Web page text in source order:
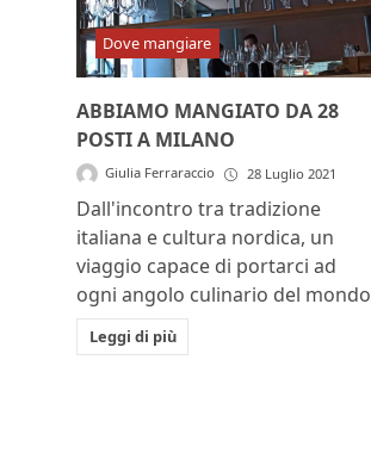
Dove mangiare
ABBIAMO MANGIATO DA 28
POSTI A MILANO
Giulia Ferraraccio 28 Luglio 2021
Dall'incontro tra tradizione
italiana e cultura nordica, un
viaggio capace di portarci ad
ogni angolo culinario del mondo
Leggi di più